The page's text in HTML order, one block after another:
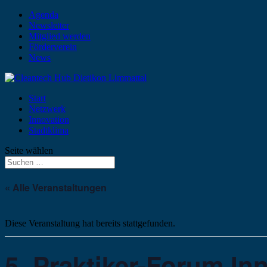
Agenda
Newsletter
Mitglied werden
Förderverein
News
Start
Netzwerk
Innovation
Stadtklima
Seite wählen
« Alle Veranstaltungen
Diese Veranstaltung hat bereits stattgefunden.